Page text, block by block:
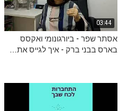
03:44
אסתר שפר - ביורגונומי ואקסס
בארס בבני ברק - איך לגייס את...